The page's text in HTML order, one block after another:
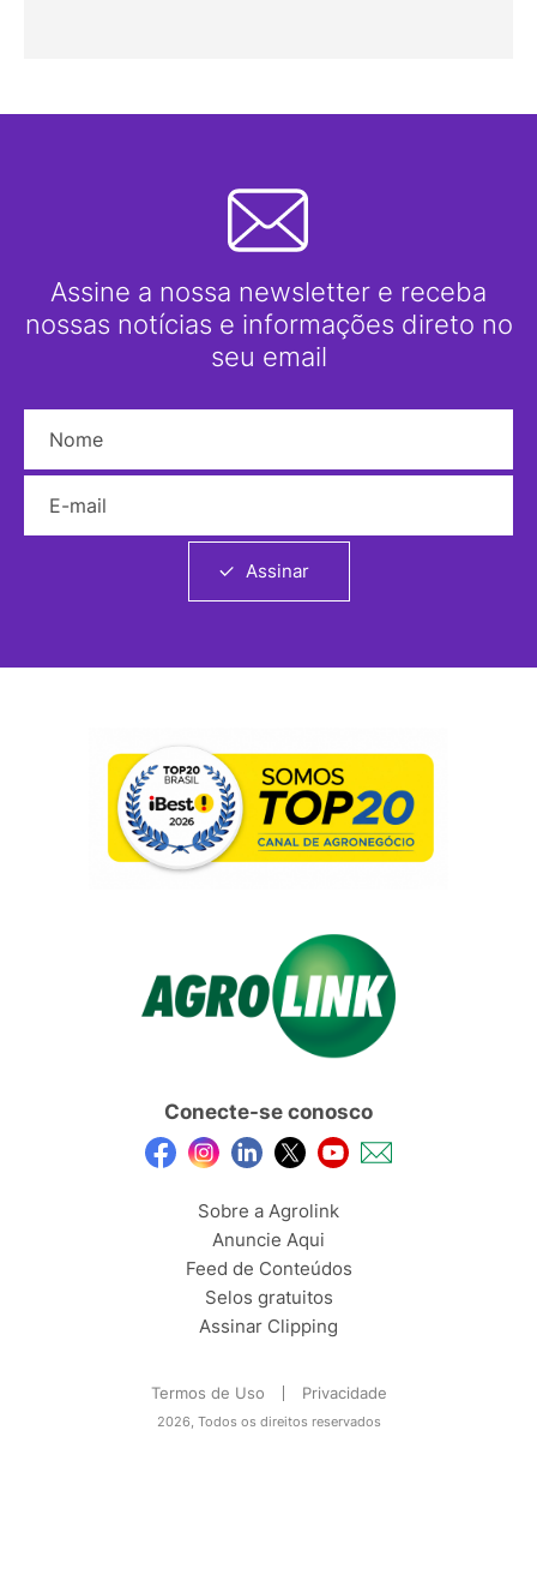
Assine a nossa newsletter e receba
nossas notícias e informações direto no
seu email
Assinar
Conecte-se conosco
Sobre a Agrolink
Anuncie Aqui
Feed de Conteúdos
Selos gratuitos
Assinar Clipping
Termos de Uso Privacidade
2026, Todos os direitos reservados